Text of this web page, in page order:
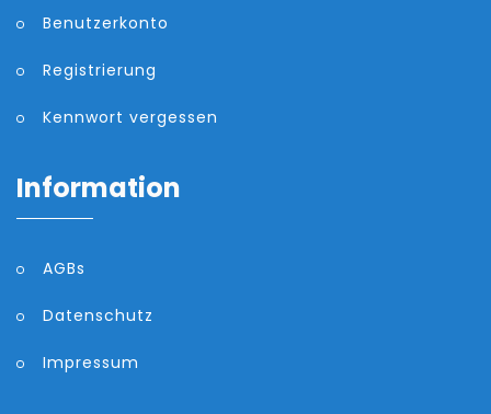
Benutzerkonto
Registrierung
Kennwort vergessen
Information
AGBs
Datenschutz
Impressum